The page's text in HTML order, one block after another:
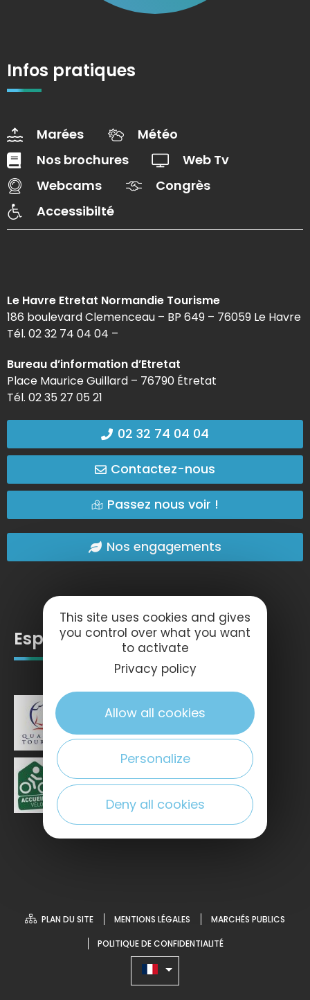
Infos pratiques
Marées
Météo
Nos brochures
Web Tv
Webcams
Congrès
Accessibilté
Le Havre Etretat Normandie Tourisme
186 boulevard Clemenceau – BP 649 – 76059 Le Havre
Tél. 02 32 74 04 04 –
Bureau d’information d’Etretat
Place Maurice Guillard – 76790 Étretat
Tél. 02 35 27 05 21
02 32 74 04 04
Contactez-nous
Passez nous voir !
Nos engagements
Espace pro
PLAN DU SITE MENTIONS LÉGALES MARCHÉS PUBLICS
POLITIQUE DE CONFIDENTIALITÉ
This site uses cookies and gives
you control over what you want
to activate
Privacy policy
Allow all cookies
Personalize
Deny all cookies